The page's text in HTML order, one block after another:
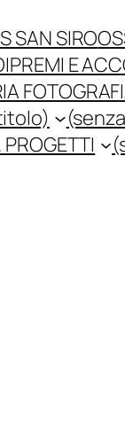
SAN SIRO
PREMI E
PROGETTI